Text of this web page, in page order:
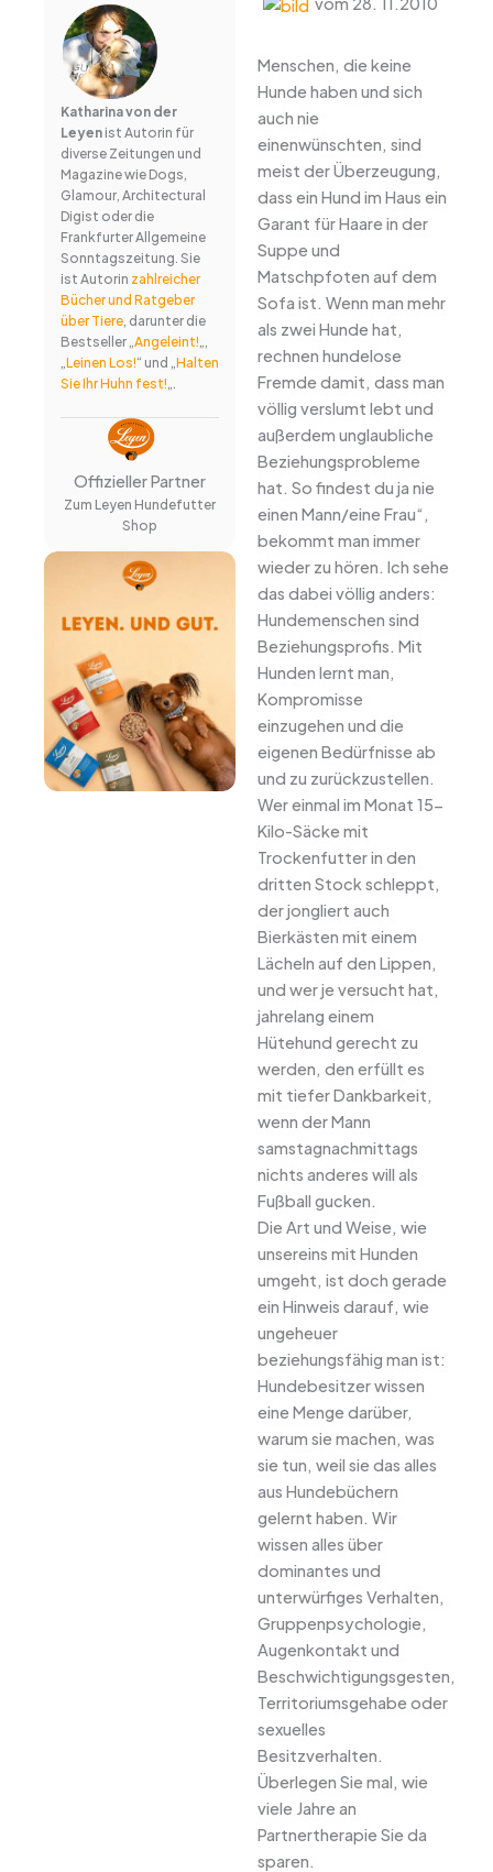
Katharina von der
Leyenist Autorin für
diverse Zeitungen und
Magazine wie Dogs,
Glamour, Architectural
Digist oder die
Frankfurter Allgemeine
Sonntagszeitung. Sie
ist Autorin zahlreicher
Bücher und Ratgeber
über Tiere, darunter die
Bestseller „Angeleint!„,
„Leinen Los!“ und „Halten
Sie Ihr Huhn fest!„.
Offizieller Partner
Zum Leyen Hundefutter
Shop
Menschen, die keine
Hunde haben und sich
auch nie
einenwünschten, sind
meist der Überzeugung,
dass ein Hund im Haus ein
Garant für Haare in der
Suppe und
Matschpfoten auf dem
Sofa ist. Wenn man mehr
als zwei Hunde hat,
rechnen hundelose
Fremde damit, dass man
völlig verslumt lebt und
außerdem unglaubliche
Beziehungsprobleme
hat. So findest du ja nie
einen Mann/eine Frau“,
bekommt man immer
wieder zu hören. Ich sehe
das dabei völlig anders:
Hundemenschen sind
Beziehungsprofis. Mit
Hunden lernt man,
Kompromisse
einzugehen und die
eigenen Bedürfnisse ab
und zu zurückzustellen.
Wer einmal im Monat 15-
Kilo-Säcke mit
Trockenfutter in den
dritten Stock schleppt,
der jongliert auch
Bierkästen mit einem
Lächeln auf den Lippen,
und wer je versucht hat,
jahrelang einem
Hütehund gerecht zu
werden, den erfüllt es
mit tiefer Dankbarkeit,
wenn der Mann
samstagnachmittags
nichts anderes will als
Fußball gucken.
Die Art und Weise, wie
unsereins mit Hunden
umgeht, ist doch gerade
ein Hinweis darauf, wie
ungeheuer
beziehungsfähig man ist:
Hundebesitzer wissen
eine Menge darüber,
warum sie machen, was
sie tun, weil sie das alles
aus Hundebüchern
gelernt haben. Wir
wissen alles über
dominantes und
unterwürfiges Verhalten,
Gruppenpsychologie,
Augenkontakt und
Beschwichtigungsgesten,
Territoriumsgehabe oder
sexuelles
Besitzverhalten.
Überlegen Sie mal, wie
viele Jahre an
Partnertherapie Sie da
sparen.